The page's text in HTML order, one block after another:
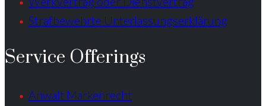
Strafbewehrte Unterlassungserklärung
Service Offerings
Anwalt Markenrecht